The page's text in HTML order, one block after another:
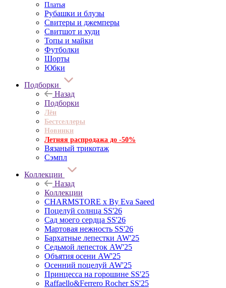
Платья
Рубашки и блузы
Свитеры и джемперы
Свитшот и худи
Топы и майки
Футболки
Шорты
Юбки
Подборки
Назад
Подборки
Лён
Бестселлеры
Новинки
Летняя распродажа до -50%
Вязаный трикотаж
Сэмпл
Коллекции
Назад
Коллекции
CHARMSTORE х By Eva Saeed
Поцелуй солнца SS'26
Сад моего сердца SS'26
Мартовая нежность SS'26
Бархатные лепестки AW'25
Седьмой лепесток AW'25
Объятия осени AW'25
Осенний поцелуй AW'25
Принцесса на горошине SS'25
Raffaello&Ferrero Rocher SS'25